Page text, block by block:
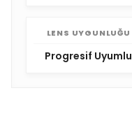
LENS UYGUNLUĞU
Progresif Uyumlu